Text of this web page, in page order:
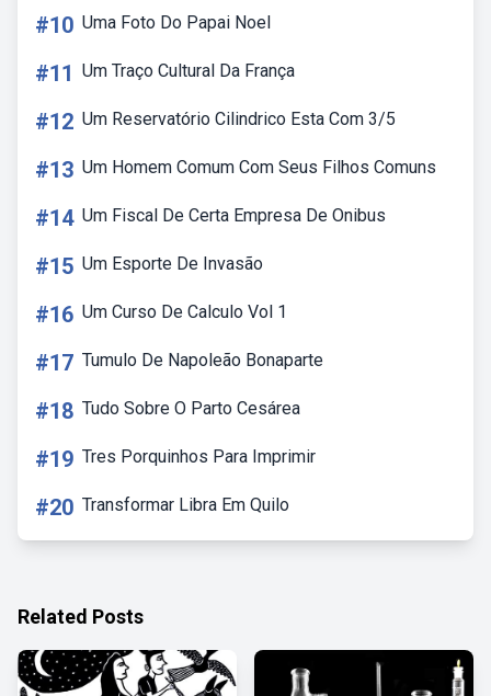
#10 Uma Foto Do Papai Noel
#11 Um Traço Cultural Da França
#12 Um Reservatório Cilindrico Esta Com 3/5
#13 Um Homem Comum Com Seus Filhos Comuns
#14 Um Fiscal De Certa Empresa De Onibus
#15 Um Esporte De Invasão
#16 Um Curso De Calculo Vol 1
#17 Tumulo De Napoleão Bonaparte
#18 Tudo Sobre O Parto Cesárea
#19 Tres Porquinhos Para Imprimir
#20 Transformar Libra Em Quilo
Related Posts